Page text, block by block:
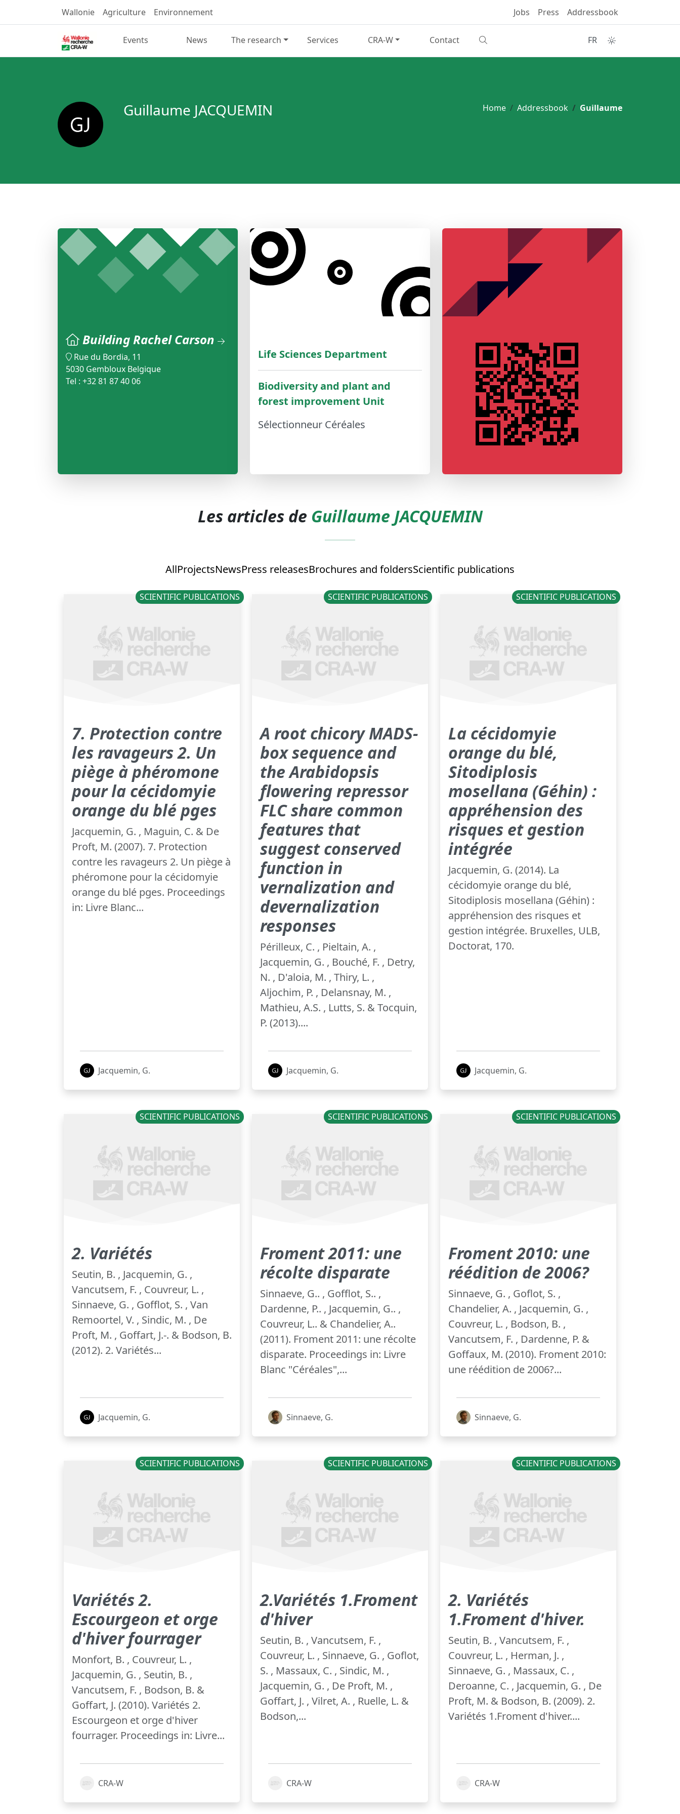
Wallonie Agriculture Environnement Jobs Press Addressbook
Events News The research Services CRA-W Contact FR
Home Addressbook Guillaume
Guillaume JACQUEMIN
Building Rachel Carson
Rue du Bordia, 11
5030 Gembloux Belgique
Tel : +32 81 87 40 06
Life Sciences Department
Biodiversity and plant and
forest improvement Unit
Sélectionneur Céréales
Les articles de Guillaume JACQUEMIN
AllProjectsNewsPress releasesBrochures and foldersScientific publications
SCIENTIFIC PUBLICATIONS
7. Protection contre
les ravageurs 2. Un
piège à phéromone
pour la cécidomyie
orange du blé pges
Jacquemin, G. , Maguin, C. & De
Proft, M. (2007). 7. Protection
contre les ravageurs 2. Un piège à
phéromone pour la cécidomyie
orange du blé pges. Proceedings
in: Livre Blanc...
Jacquemin, G.
SCIENTIFIC PUBLICATIONS
A root chicory MADS-
box sequence and
the Arabidopsis
flowering repressor
FLC share common
features that
suggest conserved
function in
vernalization and
devernalization
responses
Périlleux, C. , Pieltain, A. ,
Jacquemin, G. , Bouché, F. , Detry,
N. , D'aloia, M. , Thiry, L. ,
Aljochim, P. , Delansnay, M. ,
Mathieu, A.S. , Lutts, S. & Tocquin,
P. (2013)....
Jacquemin, G.
SCIENTIFIC PUBLICATIONS
La cécidomyie
orange du blé,
Sitodiplosis
mosellana (Géhin) :
appréhension des
risques et gestion
intégrée
Jacquemin, G. (2014). La
cécidomyie orange du blé,
Sitodiplosis mosellana (Géhin) :
appréhension des risques et
gestion intégrée. Bruxelles, ULB,
Doctorat, 170.
Jacquemin, G.
SCIENTIFIC PUBLICATIONS
2. Variétés
Seutin, B. , Jacquemin, G. ,
Vancutsem, F. , Couvreur, L. ,
Sinnaeve, G. , Gofflot, S. , Van
Remoortel, V. , Sindic, M. , De
Proft, M. , Goffart, J.-. & Bodson, B.
(2012). 2. Variétés...
Jacquemin, G.
SCIENTIFIC PUBLICATIONS
Froment 2011: une
récolte disparate
Sinnaeve, G.. , Gofflot, S.. ,
Dardenne, P.. , Jacquemin, G.. ,
Couvreur, L.. & Chandelier, A..
(2011). Froment 2011: une récolte
disparate. Proceedings in: Livre
Blanc "Céréales",...
Sinnaeve, G.
SCIENTIFIC PUBLICATIONS
Froment 2010: une
réédition de 2006?
Sinnaeve, G. , Goflot, S. ,
Chandelier, A. , Jacquemin, G. ,
Couvreur, L. , Bodson, B. ,
Vancutsem, F. , Dardenne, P. &
Goffaux, M. (2010). Froment 2010:
une réédition de 2006?...
Sinnaeve, G.
SCIENTIFIC PUBLICATIONS
Variétés 2.
Escourgeon et orge
d'hiver fourrager
Monfort, B. , Couvreur, L. ,
Jacquemin, G. , Seutin, B. ,
Vancutsem, F. , Bodson, B. &
Goffart, J. (2010). Variétés 2.
Escourgeon et orge d'hiver
fourrager. Proceedings in: Livre...
CRA-W
SCIENTIFIC PUBLICATIONS
2.Variétés 1.Froment
d'hiver
Seutin, B. , Vancutsem, F. ,
Couvreur, L. , Sinnaeve, G. , Goflot,
S. , Massaux, C. , Sindic, M. ,
Jacquemin, G. , De Proft, M. ,
Goffart, J. , Vilret, A. , Ruelle, L. &
Bodson,...
CRA-W
SCIENTIFIC PUBLICATIONS
2. Variétés
1.Froment d'hiver.
Seutin, B. , Vancutsem, F. ,
Couvreur, L. , Herman, J. ,
Sinnaeve, G. , Massaux, C. ,
Deroanne, C. , Jacquemin, G. , De
Proft, M. & Bodson, B. (2009). 2.
Variétés 1.Froment d'hiver....
CRA-W